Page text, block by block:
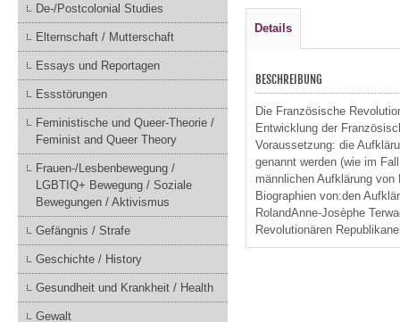
De-/Postcolonial Studies
Elternschaft / Mutterschaft
Essays und Reportagen
Essstörungen
Feministische und Queer-Theorie /
Feminist and Queer Theory
Frauen-/Lesbenbewegung /
LGBTIQ+ Bewegung / Soziale
Bewegungen / Aktivismus
Gefängnis / Strafe
Geschichte / History
Gesundheit und Krankheit / Health
Gewalt
Details
BESCHREIBUNG
Die Französische
Entwicklung der
Voraussetzung: die
genannt werden (wie im
männlichen Aufklärung
Biographien von:den
RolandAnne-Josèphe
Revolutionären